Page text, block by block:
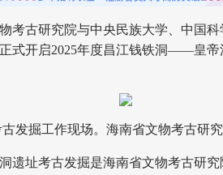
古研究院与中央民族大学、中国科
式开启2025年度昌江钱铁洞——皇帝
古发掘工作现场。海南省文物考古研
考古发掘是海南省文物考古研究